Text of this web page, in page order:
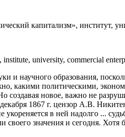
капитализм», институт,
university, commercial
и научного образования,
какими политическими,
новое, важно не
1867 г. цензор А.В.
в ней надолго ...
значения и сегодня.